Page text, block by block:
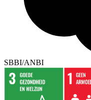
SBBI/ANBI